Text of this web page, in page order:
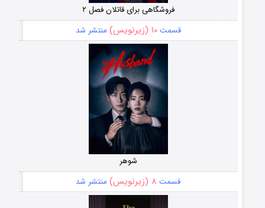
فروشگاهی برای قاتلان فصل ۲
قسمت۱۰ (زیرنویس) منتشر شد
شوهر
قسمت ۸ (زیرنویس) منتشر شد